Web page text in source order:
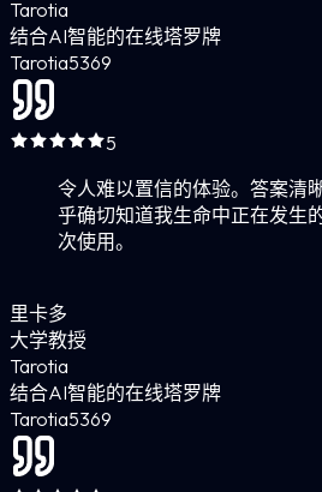
Tarotia
结合AI智能的在线塔罗牌
Tarotia5369
5
令人难以置信的体验。答案清
乎确切知道我生命中正在发生
次使用。
里卡多
大学教授
Tarotia
结合AI智能的在线塔罗牌
Tarotia5369